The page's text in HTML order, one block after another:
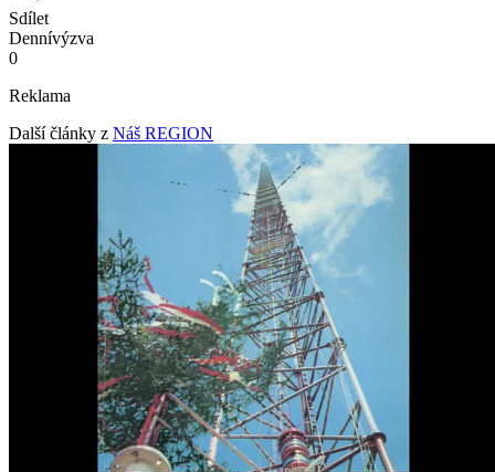
Sdílet
Dennívýzva
0
Reklama
Další články z Náš REGION